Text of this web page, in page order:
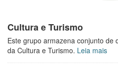
Cultura e Turismo
Este grupo armazena conjunto de
da Cultura e Turismo. Leia mais